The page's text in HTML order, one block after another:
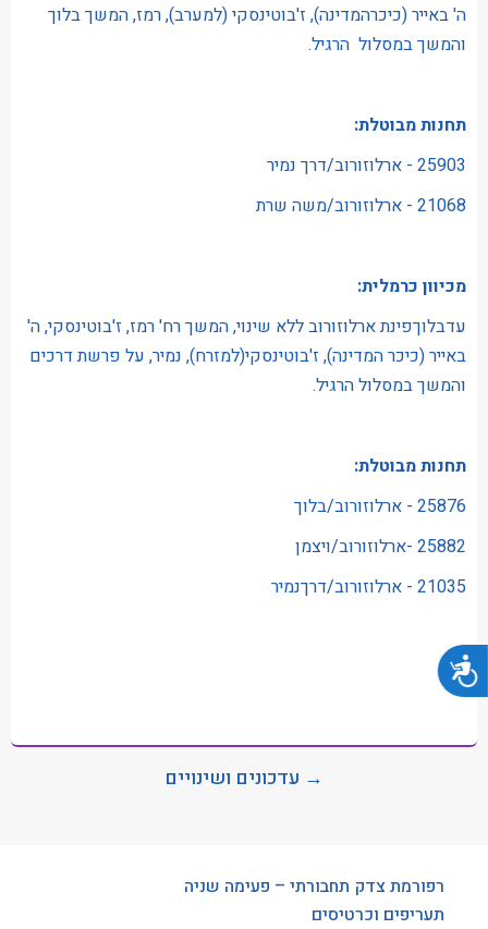
נגישות
ה' באייר (כיכרהמדינה), ז'בוטינסקי (למערב), רמז, המשך בלוך
והמשך במסלול הרגיל.
תחנות מבוטלת:
25903 - ארלוזורוב/דרך נמיר
21068 - ארלוזורוב/משה שרת
מכיוון כרמלית:
עדבלוךפינת ארלוזורוב ללא שינוי, המשך רח' רמז, ז'בוטינסקי, ה'
באייר (כיכר המדינה), ז'בוטינסקי(למזרח), נמיר, על פרשת דרכים
והמשך במסלול הרגיל.
תחנות מבוטלת:
25876 - ארלוזורוב/בלוך
25882 -ארלוזורוב/ויצמן
21035 - ארלוזורוב/דרךנמיר
→ עדכונים ושינויים
רפורמת צדק תחבורתי – פעימה שניה
תעריפים וכרטיסים